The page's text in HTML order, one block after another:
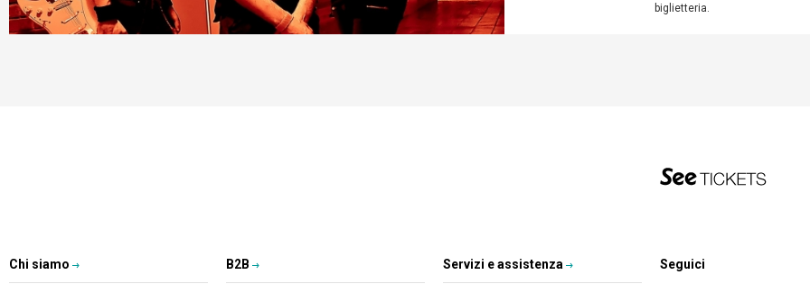
biglietteria.
Chi siamo B2B Servizi e assistenza Seguici